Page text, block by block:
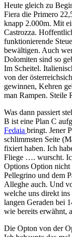
Heute gleich zu
Fiera die Primero
knapp 2.000m. Mit
Castrozza.
funktionierende
bewältigen. Auch
Dolomiten sind so
Im Scheitel.
von der
gewinnen, Kehren
man Rampen. Steile
Was dann passiert
B ist eine Plan C
Fedaia bringt. Jener
schlimmsten Seite
fixiert haben. Ich
Fliege …. wurscht.
Options Option nicht
Pellegrino und dem
Alleghe auch. Und
welche uns direkt
langen Geraden bei
wie bereits erwähnt,
Die Opton von der